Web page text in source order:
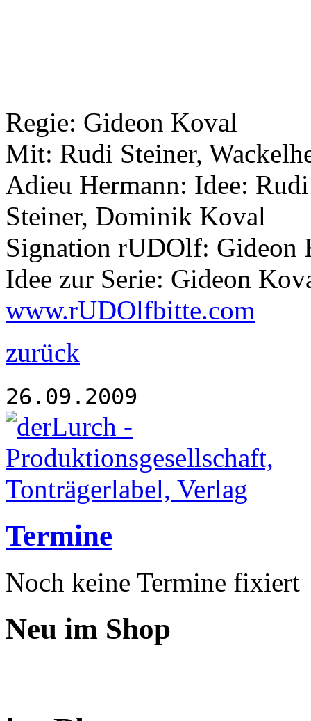
Regie: Gideon Koval
Mit: Rudi Steiner,
Adieu Hermann: Idee:
Steiner, Dominik Koval
Signation rUDOlf: Gideon
Idee zur Serie: Gideon
www.rUDOlfbitte.com
zurück
26.09.2009
Termine
Noch keine Termine fixiert
Neu im Shop